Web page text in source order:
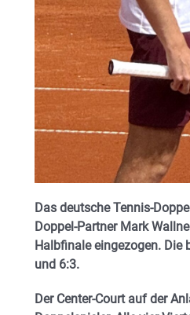
Das deutsche Tennis-
Doppel-Partner Mark
Halbfinale eingezogen. Die
und 6:3.
Der Center-Court auf der